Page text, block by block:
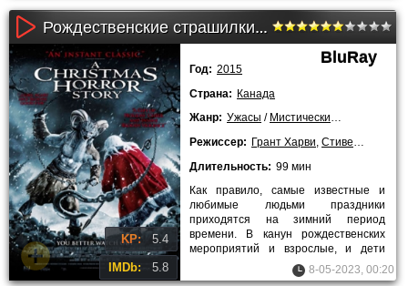
Рождественские страшилки (2015)
KP: 5.4
IMDb: 5.8
BluRay
Год: 2015
Страна: Канада
Жанр: Ужасы / Мистические /
Режиссер: Грант Харви, Стивен Хобан
Длительность: 99 мин
Как правило, самые известные и
любимые людьми праздники
приходятся на зимний период
времени. В канун рождественских
мероприятий и взрослые, и дети
поддаются необъяснимому желанию
увидеть
8-05-2023, 00:20